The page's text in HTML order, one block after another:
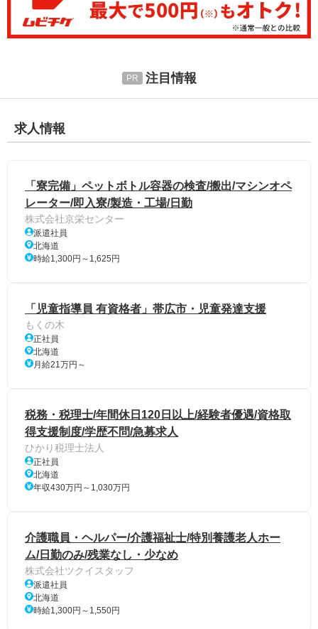
注目情報
求人情報
「寮完備」ペットボトル容器の検査/搬出/マシンオペ
レーター/即入寮/製造・工場/日勤
株式会社京栄センター
派遣社員
北海道
時給1,300円～1,625円
「児童指導員 有資格者」帯広市・児童発達支援
もくの木
正社員
北海道
月給21万円～
税務・税理士/年間休日120日以上/経験者優遇/資格取
得支援制度/学歴不問/急募求人
ひかり税理士法人
正社員
北海道
年収430万円～1,030万円
介護職員・ヘルパー/介護福祉士/特別養護老人ホー
ム/日勤のみ/残業なし・少なめ
株式会社ツクイスタッフ
派遣社員
北海道
時給1,300円～1,550円